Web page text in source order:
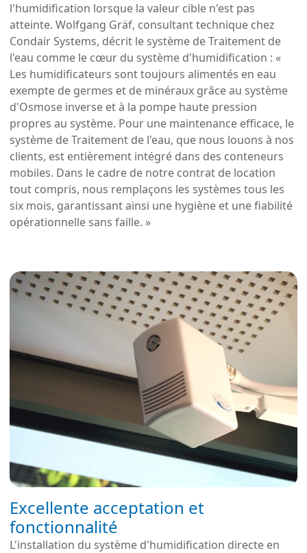
l'humidification lorsque la valeur cible n'est pas
atteinte. Wolfgang Gräf, consultant technique chez
Condair Systems, décrit le système de Traitement de
l'eau comme le cœur du système d'humidification : «
Les humidificateurs sont toujours alimentés en eau
exempte de germes et de minéraux grâce au système
d'Osmose inverse et à la pompe haute pression
propres au système. Pour une maintenance efficace, le
système de Traitement de l'eau, que nous louons à nos
clients, est entièrement intégré dans des conteneurs
mobiles. Dans le cadre de notre contrat de location
tout compris, nous remplaçons les systèmes tous les
six mois, garantissant ainsi une hygiène et une fiabilité
opérationnelle sans faille. »
Excellente acceptation et
fonctionnalité
L'installation du système d'humidification directe en